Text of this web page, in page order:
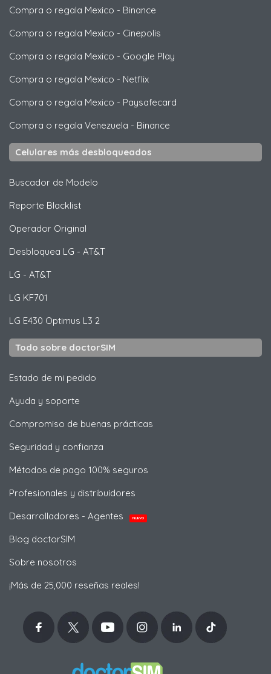
Compra o regala Mexico - Binance
Compra o regala Mexico - Cinepolis
Compra o regala Mexico - Google Play
Compra o regala Mexico - Netflix
Compra o regala Mexico - Paysafecard
Compra o regala Venezuela - Binance
Celulares más desbloqueados
Buscador de Modelo
Reporte Blacklist
Operador Original
Desbloquea LG - AT&T
LG - AT&T
LG KF701
LG E430 Optimus L3 2
Todo sobre doctorSIM
Estado de mi pedido
Ayuda y soporte
Compromiso de buenas prácticas
Seguridad y confianza
Métodos de pago 100% seguros
Profesionales y distribuidores
Desarrolladores - Agentes
NUEVO
Blog doctorSIM
Sobre nosotros
¡Más de 25,000 reseñas reales!